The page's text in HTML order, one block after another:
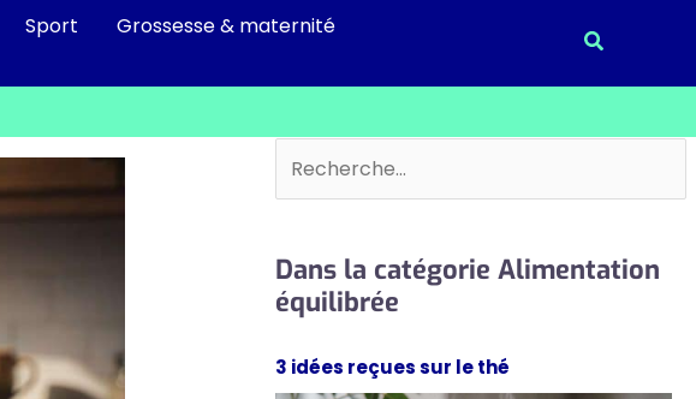
Sport
Grossesse & maternité
Rechercher
Dans la catégorie Alimentation
équilibrée
3 idées reçues sur le thé